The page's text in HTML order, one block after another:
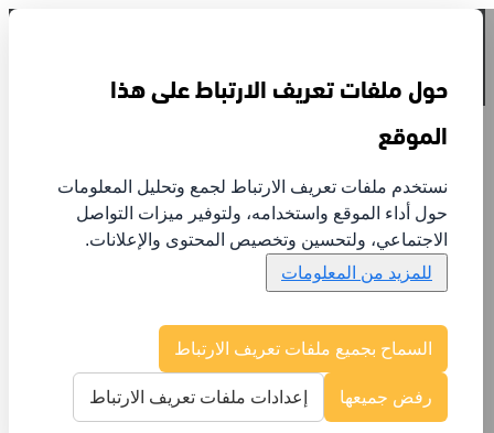
حول ملفات تعريف الارتباط على هذا
الموقع
نستخدم ملفات تعريف الارتباط لجمع وتحليل المعلومات
حول أداء الموقع واستخدامه، ولتوفير ميزات التواصل
الاجتماعي، ولتحسين وتخصيص المحتوى والإعلانات.
للمزيد من المعلومات
السماح بجميع ملفات تعريف الارتباط
رفض جميعها إعدادات ملفات تعريف الارتباط
تسجيل الدخول
عن الموارد
الخدمات
الإنجازات
تواصل معنا
علاقات المستثمرين